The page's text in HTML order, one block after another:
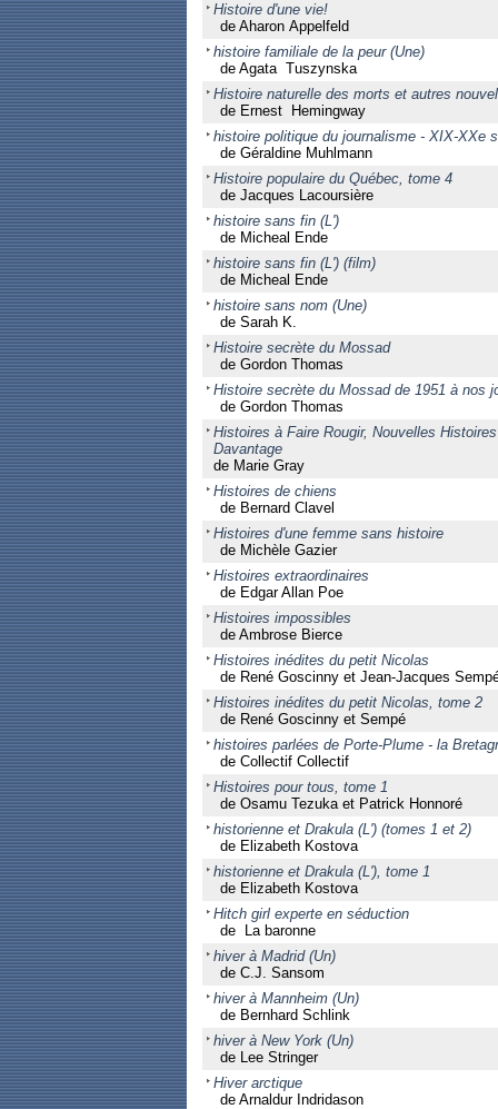
Histoire d'une vie!
de Aharon Appelfeld
histoire familiale de la peur (Une)
de Agata Tuszynska
Histoire naturelle des morts et autres
de Ernest Hemingway
histoire politique du journalisme - XIX-XXe
de Géraldine Muhlmann
Histoire populaire du Québec, tome 4
de Jacques Lacoursière
histoire sans fin (L')
de Micheal Ende
histoire sans fin (L') (film)
de Micheal Ende
histoire sans nom (Une)
de Sarah K.
Histoire secrète du Mossad
de Gordon Thomas
Histoire secrète du Mossad de 1951 à nos
de Gordon Thomas
Histoires à Faire Rougir, Nouvelles
Davantage
de Marie Gray
Histoires de chiens
de Bernard Clavel
Histoires d'une femme sans histoire
de Michèle Gazier
Histoires extraordinaires
de Edgar Allan Poe
Histoires impossibles
de Ambrose Bierce
Histoires inédites du petit Nicolas
de René Goscinny et Jean-Jacques
Histoires inédites du petit Nicolas, tome 2
de René Goscinny et Sempé
histoires parlées de Porte-Plume - la
de Collectif Collectif
Histoires pour tous, tome 1
de Osamu Tezuka et Patrick Honnoré
historienne et Drakula (L') (tomes 1 et 2)
de Elizabeth Kostova
historienne et Drakula (L'), tome 1
de Elizabeth Kostova
Hitch girl experte en séduction
de La baronne
hiver à Madrid (Un)
de C.J. Sansom
hiver à Mannheim (Un)
de Bernhard Schlink
hiver à New York (Un)
de Lee Stringer
Hiver arctique
de Arnaldur Indridason